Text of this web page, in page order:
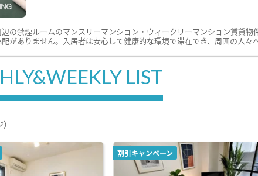
の禁煙ルームのマンスリーマンション・ウィークリーマンション賃貸
がありません。入居者は安心して健康的な環境で滞在でき、周囲の人
LIST
割引キャンペーン